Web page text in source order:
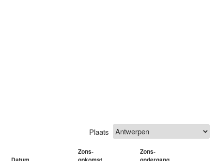
Plaats
Zons-
Zons-